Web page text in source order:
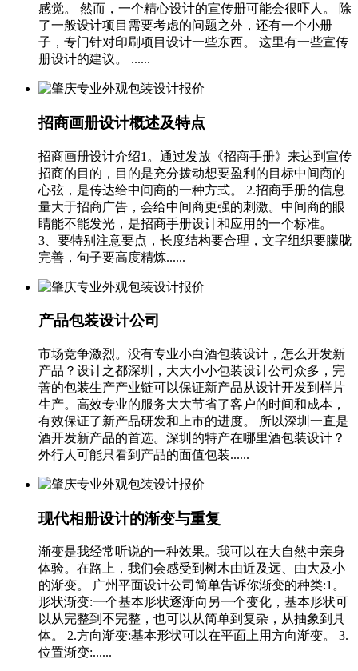
感觉。 然而，一个精心设计的宣传册可能会很吓人。 除
了一般设计项目需要考虑的问题之外，还有一个小册
子，专门针对印刷项目设计一些东西。 这里有一些宣传
册设计的建议。 ......
招商画册设计概述及特点
招商画册设计介绍1。通过发放《招商手册》来达到宣传
招商的目的，目的是充分拨动想要盈利的目标中间商的
心弦，是传达给中间商的一种方式。 2.招商手册的信息
量大于招商广告，会给中间商更强的刺激。中间商的眼
睛能不能发光，是招商手册设计和应用的一个标准。
3、要特别注意要点，长度结构要合理，文字组织要朦胧
完善，句子要高度精炼......
产品包装设计公司
市场竞争激烈。没有专业小白酒包装设计，怎么开发新
产品？设计之都深圳，大大小小包装设计公司众多，完
善的包装生产产业链可以保证新产品从设计开发到样片
生产。高效专业的服务大大节省了客户的时间和成本，
有效保证了新产品研发和上市的进度。 所以深圳一直是
酒开发新产品的首选。深圳的特产在哪里酒包装设计？
外行人可能只看到产品的面值包装......
现代相册设计的渐变与重复
渐变是我经常听说的一种效果。我可以在大自然中亲身
体验。在路上，我们会感受到树木由近及远、由大及小
的渐变。 广州平面设计公司简单告诉你渐变的种类:1。
形状渐变:一个基本形状逐渐向另一个变化，基本形状可
以从完整到不完整，也可以从简单到复杂，从抽象到具
体。 2.方向渐变:基本形状可以在平面上用方向渐变。 3.
位置渐变:......